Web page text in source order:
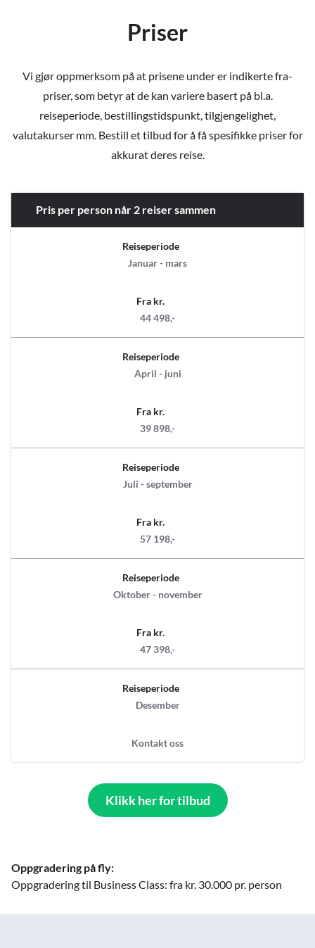
Priser
Vi gjør oppmerksom på at prisene under er indikerte fra-
priser, som betyr at de kan variere basert på bl.a.
reiseperiode, bestillingstidspunkt, tilgjengelighet,
valutakurser mm. Bestill et tilbud for å få spesifikke priser for
akkurat deres reise.
Pris per person når 2 reiser sammen
Reiseperiode
Januar - mars
Fra kr.
44 498,-
Reiseperiode
April - juni
Fra kr.
39 898,-
Reiseperiode
Juli - september
Fra kr.
57 198,-
Reiseperiode
Oktober - november
Fra kr.
47 398,-
Reiseperiode
Desember
Kontakt oss
Klikk her for tilbud
Oppgradering på fly:
Oppgradering til Business Class: fra kr. 30.000 pr. person